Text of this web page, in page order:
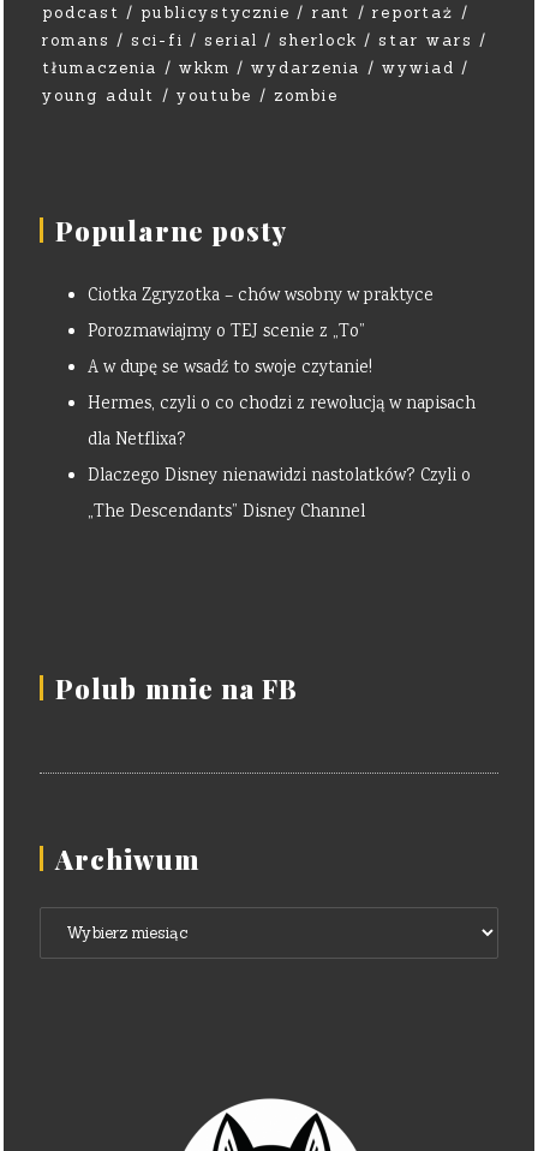
podcast
publicystycznie rant
reportaż
romans
sci-fi serial sherlock
star wars
tłumaczenia
wkkm wydarzenia
wywiad
young adult
youtube zombie
Popularne posty
Ciotka Zgryzotka – chów wsobny w praktyce
Porozmawiajmy o TEJ scenie z „To”
A w dupę se wsadź to swoje czytanie!
Hermes, czyli o co chodzi z rewolucją w napisach
dla Netflixa?
Dlaczego Disney nienawidzi nastolatków? Czyli o
„The Descendants” Disney Channel
Polub mnie na FB
Archiwum
Archiwum